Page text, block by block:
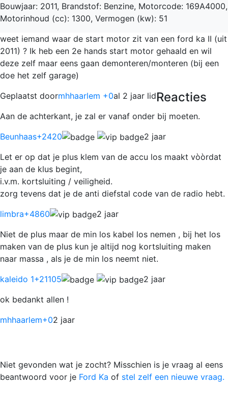
Bouwjaar: 2011, Brandstof: Benzine, Motorcode: 169A4000,
Motorinhoud (cc): 1300, Vermogen (kw): 51
weet iemand waar de start motor zit van een ford ka II (uit
2011) ? Ik heb een 2e hands start motor gehaald en wil
deze zelf maar eens gaan demonteren/monteren (bij een
doe het zelf garage)
Geplaatst doormhhaarlem +0al 2 jaar lidReacties
Aan de achterkant, je zal er vanaf onder bij moeten.
Beunhaas+2420
2 jaar
Let er op dat je plus klem van de accu los maakt vòòrdat
je aan de klus begint,
i.v.m. kortsluiting / veiligheid.
zorg tevens dat je de anti diefstal code van de radio hebt.
limbra+4860
2 jaar
Niet de plus maar de min los kabel los nemen , bij het los
maken van de plus kun je altijd nog kortsluiting maken
naar massa , als je de min los neemt niet.
kaleido 1+21105
2 jaar
ok bedankt allen !
mhhaarlem+02 jaar
Niet gevonden wat je zocht? Misschien is je vraag al eens
beantwoord voor je Ford Ka of stel zelf een nieuwe vraag.